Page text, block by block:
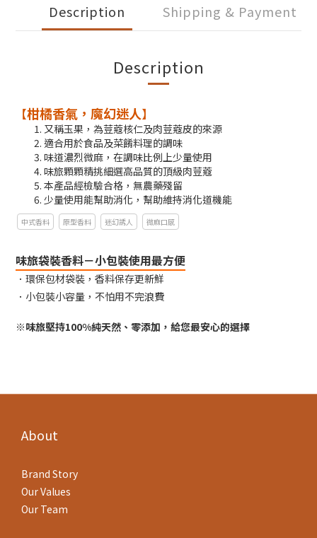
Description Shipping & Payment
Description
【柑橘香氣，魔幻迷人】
又稱玉果，​為荳蔻核仁及肉荳蔻皮的來源
適合用於食品及菜餚料理的調味​​
味道濃烈微麻，在調味比例上少量使用
味旅顆顆精挑細選高品質的頂級肉荳蔻
本產品經檢驗合格，無農藥殘留
少量使用能幫助消化，幫助維持消化道機能
中式香料 原型香料 迷幻誘人 微麻口感
味旅袋裝香料－小包裝使用最方便
．環保包材袋裝，香料保存更新鮮
．小包裝小容量，不怕用不完浪費
※味旅堅持100%純天然、零添加，給您最安心的選擇
About
Brand Story
Our Values
Our Team